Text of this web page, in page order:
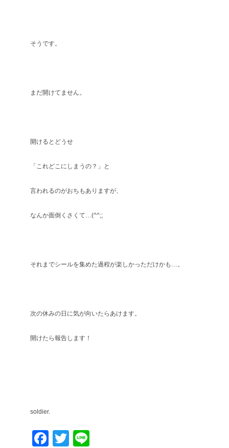
そうです。
まだ開けてません。
開けるとどうせ
「これどこにしまうの？」と
言われるのがおちもありますが、
なんか面倒くさくて…(^^;;
それまでシールを集めた過程が楽しかっただけかも…。
次の休みの日に気が向いたらあけます。
開けたら報告します！
soldier.
Facebook
Twitter